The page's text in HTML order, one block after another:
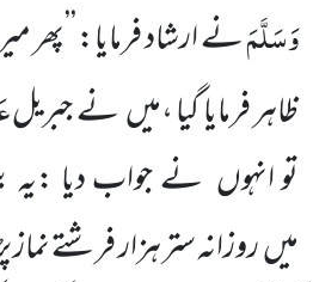
وَسَلَّمَنے ارشاد فرمایا:
ظاہر فرمایا گیا ،میں نے جبریل
تو انہوں نے جواب دیا
میں روزانہ ستر ہزار فرشتے